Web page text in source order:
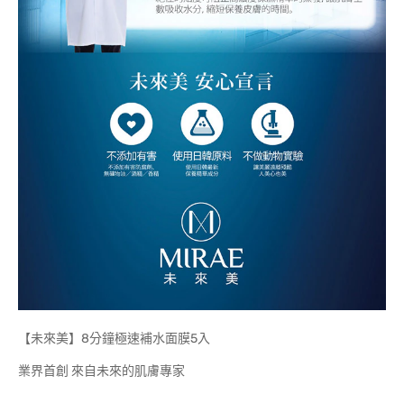
【未來美】8分鐘極速補水面膜5入
業界首創 來自未來的肌膚專家